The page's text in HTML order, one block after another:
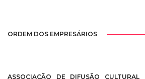
ORDEM DOS EMPRESÁRIOS
ASSOCIAÇÃO DE DIFUSÃO